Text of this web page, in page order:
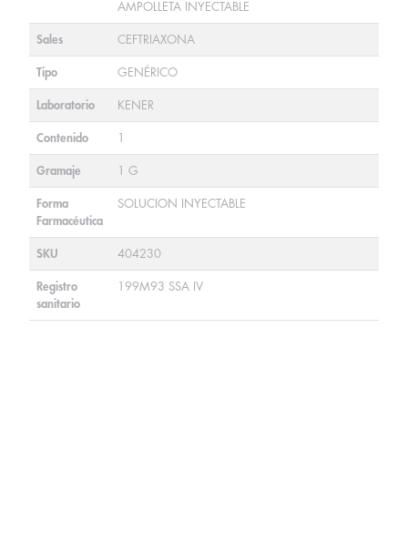
AMPOLLETA INYECTABLE
Sales CEFTRIAXONA
Tipo GENÉRICO
Laboratorio KENER
Contenido 1
Gramaje 1 G
Forma
Farmacéutica
SOLUCION INYECTABLE
SKU 404230
Registro
sanitario
199M93 SSA IV